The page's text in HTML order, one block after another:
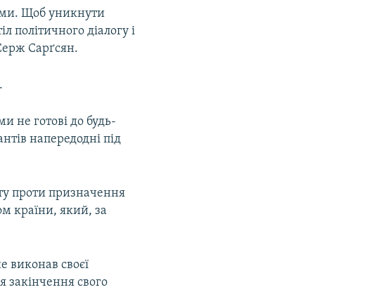
Щоб уникнути
політичного діалогу і
Сарґсян.
не готові до будь-
напередодні під
проти призначення
країни, який, за
виконав своєї
закінчення свого